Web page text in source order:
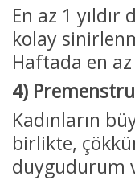
En az 1
kolay
Haftada en
4)
Kadınların
birlikte,
duygudurum